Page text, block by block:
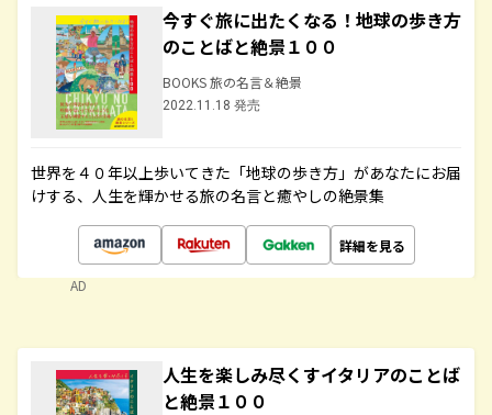
今すぐ旅に出たくなる！地球の歩き方
のことばと絶景１００
BOOKS 旅の名言＆絶景
2022.11.18 発売
世界を４０年以上歩いてきた「地球の歩き方」があなたにお届
けする、人生を輝かせる旅の名言と癒やしの絶景集
詳細を見る
AD
人生を楽しみ尽くすイタリアのことば
と絶景１００